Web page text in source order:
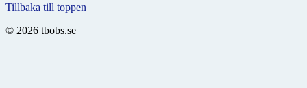
Tillbaka till toppen
© 2026 tbobs.se